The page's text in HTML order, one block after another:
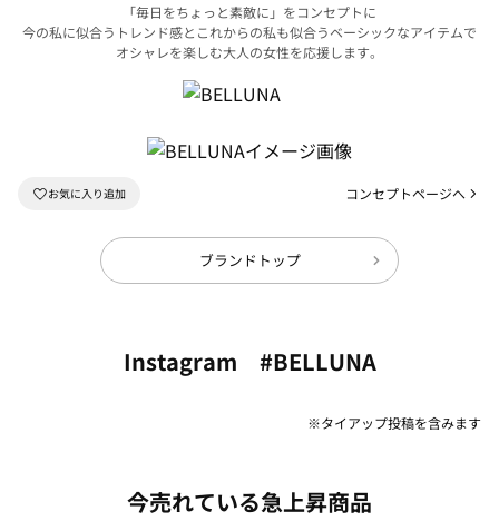
「毎日をちょっと素敵に」をコンセプトに
今の私に似合うトレンド感とこれからの私も似合うベーシックなアイテムで
オシャレを楽しむ大人の女性を応援します。
コンセプトページへ
ブランドトップ
Instagram #BELLUNA
※タイアップ投稿を含みます
今売れている急上昇商品